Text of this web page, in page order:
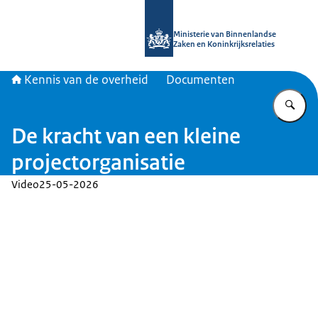
Ministerie van Binnenlandse
Zaken en Koninkrijksrelaties
Kennis van de overheid Documenten
De kracht van een kleine
projectorganisatie
Video25-05-2026